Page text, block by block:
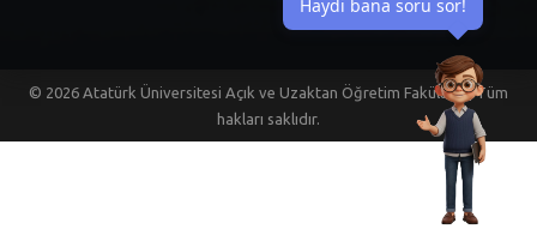
© 2026 Atatürk Üniversitesi Açık ve Uzaktan Öğretim Fakültesi | Tüm
hakları saklıdır.
Haydi bana soru sor!